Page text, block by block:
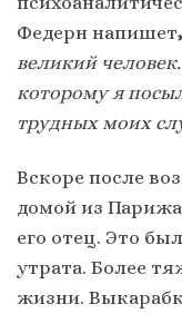
Федерн напишет,
великий
которому я
трудных моих
Вскоре после
домой из Парижа
его отец. Это
утрата. Более
жизни.